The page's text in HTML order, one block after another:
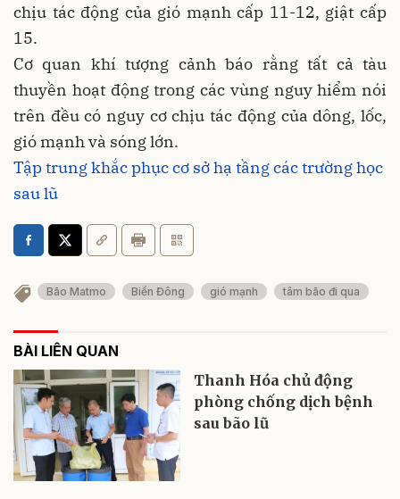
chịu tác động của gió mạnh cấp 11-12, giật cấp
15.
Cơ quan khí tượng cảnh báo rằng tất cả tàu
thuyền hoạt động trong các vùng nguy hiểm nói
trên đều có nguy cơ chịu tác động của dông, lốc,
gió mạnh và sóng lớn.
Tập trung khắc phục cơ sở hạ tầng các trường học
sau lũ
Bão Matmo Biển Đông gió mạnh tâm bão đi qua
BÀI LIÊN QUAN
Thanh Hóa chủ động
phòng chống dịch bệnh
sau bão lũ